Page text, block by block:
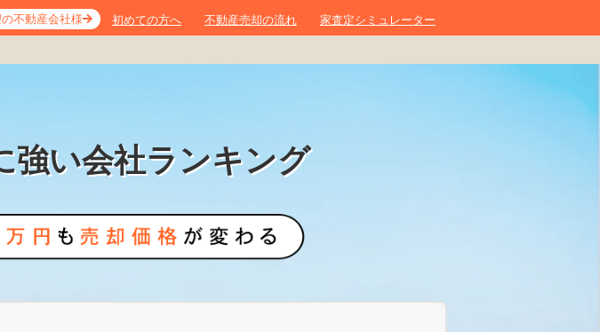
不動産会社様 初めての方へ 不動産売却の流れ 家査定シミュレーター
強い会社ランキング